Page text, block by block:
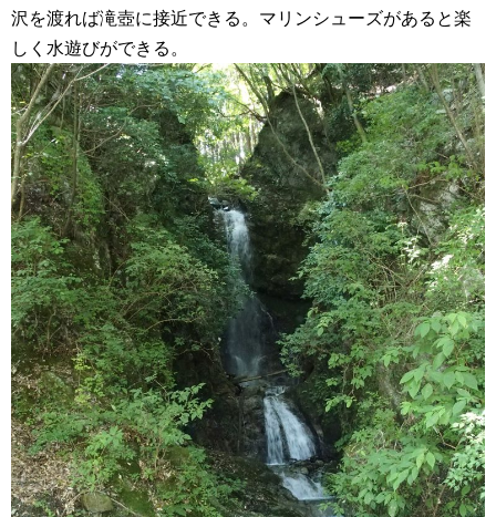
沢を渡れば滝壺に接近できる。マリンシューズがあると楽
しく水遊びができる。